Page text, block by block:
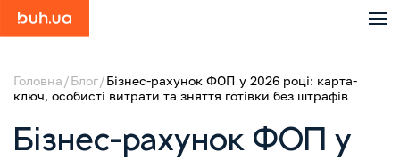
Головна Блог Бізнес-рахунок ФОП у 2026 році: карта-
ключ, особисті витрати та зняття готівки без штрафів
Бізнес-рахунок ФОП у